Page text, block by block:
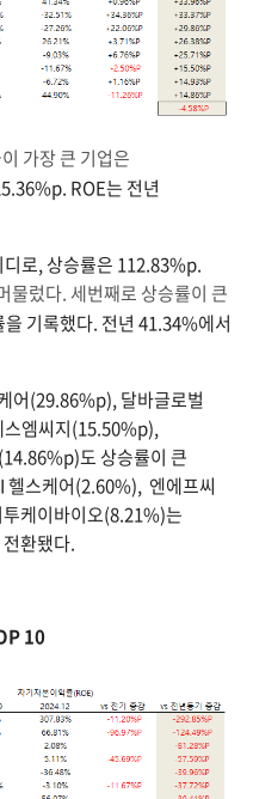
가장 큰 기업은
ROE는 전년
로, 상승률은 112.83%p.
물렀다. 세번째로 상승률이 큰
기록했다. 전년 41.34%에서
어(29.86%p), 달바글로벌
엠씨지(15.50%p),
도 상승률이 큰
스케어(2.60%), 엔에프씨
케이바이오(8.21%)는
환됐다.
10